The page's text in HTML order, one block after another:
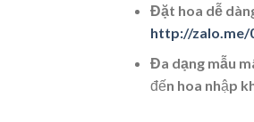
Đặt hoa dễ
http://zalo.me/
Đa dạng mẫu
đến hoa nhập